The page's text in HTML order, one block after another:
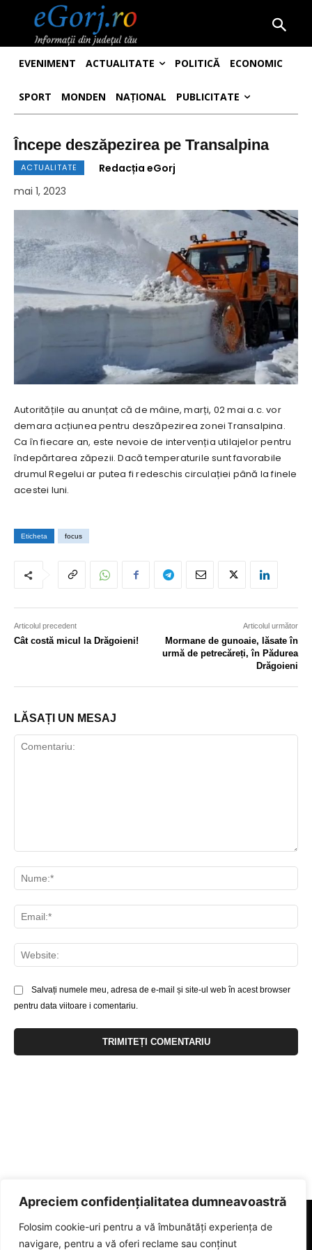
Apreciem confidențialitatea dumneavoastră
Folosim cookie-uri pentru a vă îmbunătăți experiența de
navigare, pentru a vă oferi reclame sau conținut
EVENIMENT ACTUALITATE POLITICĂ ECONOMIC
SPORT MONDEN NAȚIONAL PUBLICITATE
Începe deszăpezirea pe Transalpina
ACTUALITATE
Redacția eGorj
mai 1, 2023
Autoritățile au anunțat că de mâine, marți, 02 mai a.c. vor
demara acțiunea pentru deszăpezirea zonei Transalpina.
Ca în fiecare an, este nevoie de intervenția utilajelor pentru
îndepărtarea zăpezii. Dacă temperaturile sunt favorabile
drumul Regelui ar putea fi redeschis circulației până la finele
acestei luni.
Eticheta focus
Articolul precedent
Cât costă micul la Drăgoieni!
Articolul următor
Mormane de gunoaie, lăsate în
urmă de petrecăreți, în Pădurea
Drăgoieni
LĂSAȚI UN MESAJ
Salvați numele meu, adresa de e-mail și site-ul web în acest browser
pentru data viitoare i comentariu.